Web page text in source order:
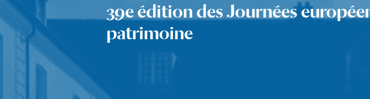
39e édition des Journées
patrimoine